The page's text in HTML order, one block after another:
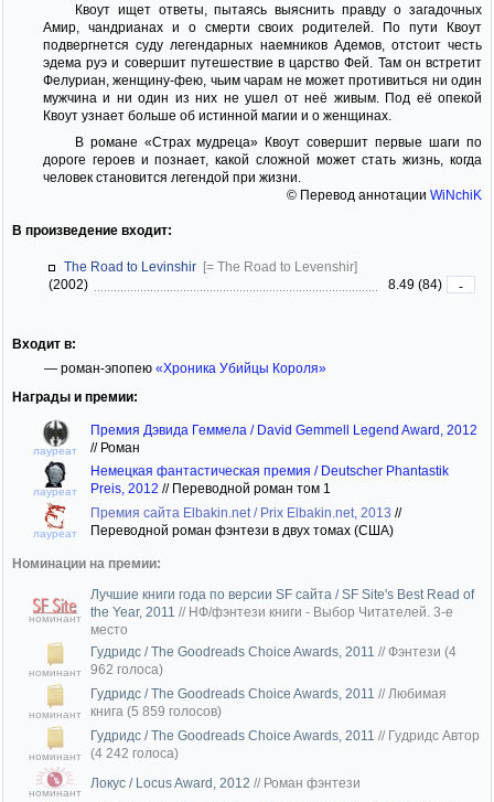
Квоут ищет ответы, пытаясь выяснить правду о загадочных
Амир, чандрианах и о смерти своих родителей. По пути Квоут
подвергнется суду легендарных наемников Адемов, отстоит честь
эдема руэ и совершит путешествие в царство Фей. Там он встретит
Фелуриан, женщину-фею, чьим чарам не может противиться ни один
мужчина и ни один из них не ушел от неё живым. Под её опекой
Квоут узнает больше об истинной магии и о женщинах.
В романе «Страх мудреца» Квоут совершит первые шаги по
дороге героев и познает, какой сложной может стать жизнь, когда
человек становится легендой при жизни.
© Перевод аннотации WiNchiK
В произведение входит:
The Road to Levinshir [= The Road to Levenshir]
(2002)
8.49 (84) -
Входит в:
— роман-эпопею «Хроника Убийцы Короля»
Награды и премии:
лауреат
Премия Дэвида Геммела / David Gemmell Legend Award, 2012
// Роман
лауреат
Немецкая фантастическая премия / Deutscher Phantastik
Preis, 2012 // Переводной роман том 1
лауреат
Премия сайта Elbakin.net / Prix Elbakin.net, 2013 //
Переводной роман фэнтези в двух томах (США)
Номинации на премии:
номинант
Лучшие книги года по версии SF сайта / SF Site's Best Read of
the Year, 2011 // НФ/фэнтези книги - Выбор Читателей. 3-е
место
номинант
Гудридс / The Goodreads Choice Awards, 2011 //Фэнтези (4
962 голоса)
номинант
Гудридс / The Goodreads Choice Awards, 2011 // Любимая
книга (5 859 голосов)
номинант
Гудридс / The Goodreads Choice Awards, 2011 // Гудридс Автор
(4 242 голоса)
номинант
Локус / Locus Award, 2012 // Роман фэнтези